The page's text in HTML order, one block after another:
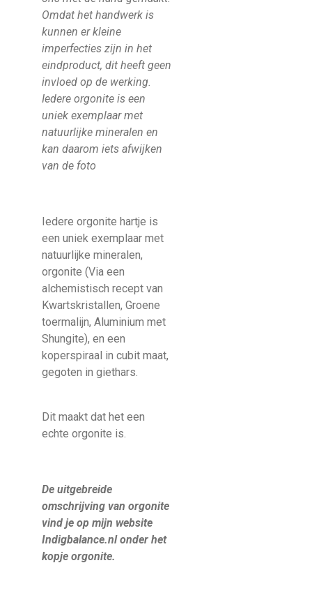
Omdat het handwerk is
kunnen er kleine
imperfecties zijn in het
eindproduct, dit heeft geen
invloed op de werking.
Iedere orgonite is een
uniek exemplaar met
natuurlijke mineralen en
kan daarom iets afwijken
van de foto
Iedere orgonite hartje is
een uniek exemplaar met
natuurlijke mineralen,
orgonite (Via een
alchemistisch recept van
Kwartskristallen, Groene
toermalijn, Aluminium met
Shungite), en een
koperspiraal in cubit maat,
gegoten in giethars.
Dit maakt dat het een
echte orgonite is.
De uitgebreide
omschrijving van orgonite
vind je op mijn website
Indigbalance.nl onder het
kopje orgonite.